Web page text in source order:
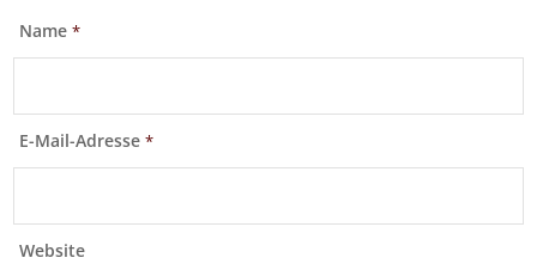
Name*
E-Mail-Adresse*
Website